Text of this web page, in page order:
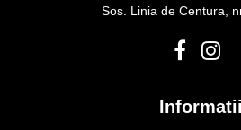
Sos. Linia de Centura,
Informatii